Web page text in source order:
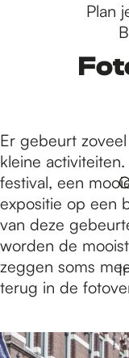
Plan
Er gebeurt
kleine
festival, een
expositie op een
van deze
worden de
zeggen soms
terug in de
7
6